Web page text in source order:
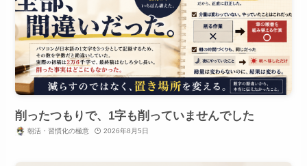
削ったつもりで、1字も削っていませんでした
朝活・習慣化の極意 2026年8月5日